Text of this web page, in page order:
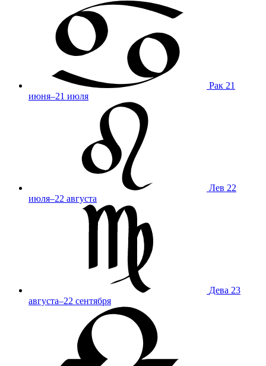
Рак 21
июня–21 июля
Лев 22
июля–22 августа
Дева 23
августа–22 сентября